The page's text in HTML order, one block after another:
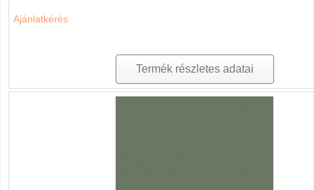
Ajánlatkérés
Termék részletes adatai